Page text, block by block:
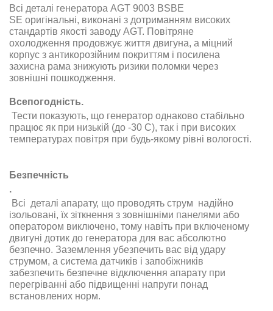
Всі деталі генератора AGT 9003 BSBE
SE оригінальні, виконані з дотриманням високих
стандартів якості заводу AGT. Повітряне
охолодження продовжує життя двигуна, а міцний
корпус з антикорозійним покриттям і посилена
захисна рама знижують ризики поломки через
зовнішні пошкодження.
Всепогодність.
Тести показують, що генератор однаково стабільно
працює як при низькій (до -30 С), так і при високих
температурах повітря при будь-якому рівні вологості.
Безпечність
.
Всі деталі апарату, що проводять струм надійно
ізольовані, їх зіткнення з зовнішніми панелями або
оператором виключено, тому навіть при включеному
двигуні дотик до генератора для вас абсолютно
безпечно. Заземлення убезпечить вас від удару
струмом, а система датчиків і запобіжників
забезпечить безпечне відключення апарату при
перегріванні або підвищенні напруги понад
встановлених норм.